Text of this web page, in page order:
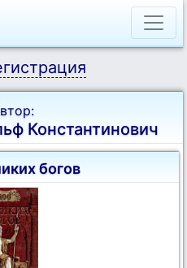
Константинович
богов